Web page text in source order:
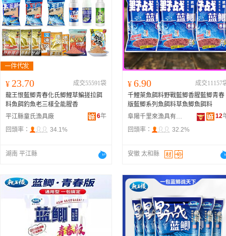
¥ 23.70
成交55591袋
龍王恨藍鯽青春化氏鯽鯉草鯿搓拉餌
料魚餌釣魚老三樣全能腥香
平江縣童氏漁具廠
6年
回頭率：
34.1%
湖南 平江縣
¥ 6.90
成交11157
千鯉萊魚餌料野戰藍鯽香腥藍鯽青春
版藍鯽系列魚餌料草魚鯽魚餌料
阜陽千里來漁具有限公司
12
回頭率：
32.2%
安徽 太和縣